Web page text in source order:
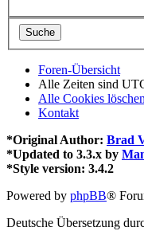
Foren-Übersicht
Alle Zeiten sind
Alle Cookies löschen
Kontakt
*Original Author: Brad
*Updated to 3.3.x by
*Style version: 3.4.2
Powered by phpBB®
Deutsche Übersetzung